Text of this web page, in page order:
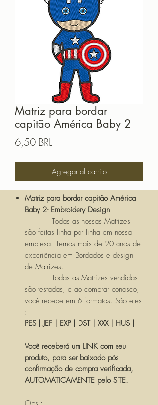
Matriz para bordar
capitão América Baby 2
6,50 BRL
Agregar al carrito
Matriz para bordar capitão América
Baby 2- Embroidery Design
Todas as nossas Matrizes
são feitas linha por linha em nossa
empresa. Temos mais de 20 anos de
experiência em Bordados e design
de Matrizes.
Todas as Matrizes vendidas
são testadas, e ao comprar conosco,
você recebe em 6 formatos. São eles
:
PES | JEF | EXP | DST | XXX | HUS |
Você receberá um LINK com seu
produto, para ser baixado pós
confirmação de compra verificada,
AUTOMATICAMENTE pelo SITE.